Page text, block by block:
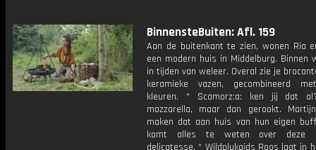
BinnensteBuiten: Afl. 159
Aan de buitenkant te zien, wonen Ria
een modern huis in Middelburg. Binnen
in tijden van weleer. Overal zie je
keramieke vazen, gecombineerd
kleuren. * Scamorz:a: ken jij dat
mozzarella, maar dan gerookt.
maken dat aan huis van hun eigen
komt alles te weten over deze
delicatesse. * Wildplukgids Roos laat in